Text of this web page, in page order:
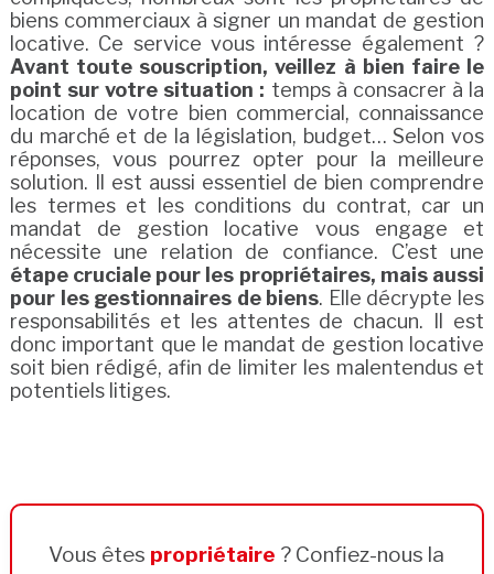
biens commerciaux à signer un mandat de gestion
locative. Ce service vous intéresse également ?
Avant toute souscription, veillez à bien faire le
point sur votre situation : temps à consacrer à la
location de votre bien commercial, connaissance
du marché et de la législation, budget… Selon vos
réponses, vous pourrez opter pour la meilleure
solution. Il est aussi essentiel de bien comprendre
les termes et les conditions du contrat, car un
mandat de gestion locative vous engage et
nécessite une relation de confiance. C’est une
étape cruciale pour les propriétaires, mais aussi
pour les gestionnaires de biens. Elle décrypte les
responsabilités et les attentes de chacun. Il est
donc important que le mandat de gestion locative
soit bien rédigé, afin de limiter les malentendus et
potentiels litiges.
Vous êtes propriétaire ? Confiez-nous la